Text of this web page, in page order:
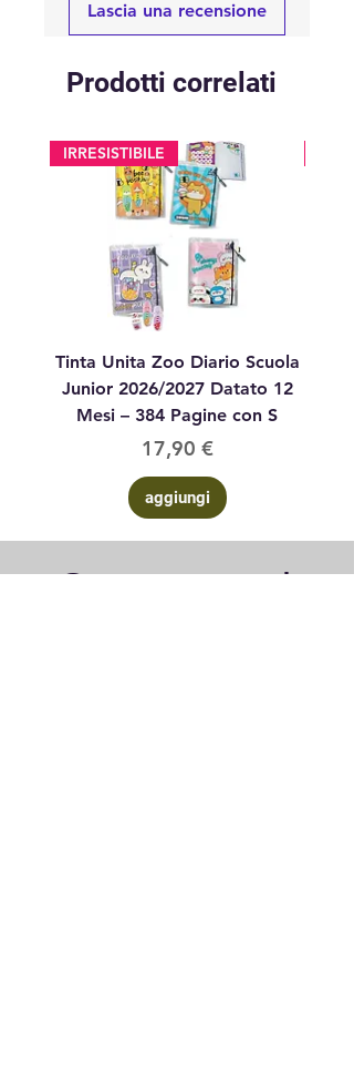
Lascia una recensione
Prodotti correlati
IRRESISTIBILE
Tinta Unita Zoo Diario Scuola
Junior 2026/2027 Datato 12
Mesi – 384 Pagine con S
Prezzo
17,90 €
aggiungi
Contattaci